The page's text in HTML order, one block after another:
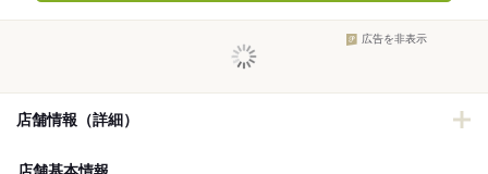
広告を非表示
店舗情報（詳細）